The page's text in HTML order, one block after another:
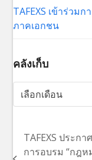
TAFEXS เข้าร่วม
ภาคเอกชน
คลังเก็บ
คลัง
เก็บ
TAFEXS ประก
การอบรม “กฎห